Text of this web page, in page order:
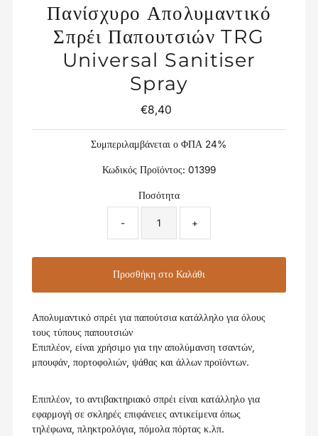
Πανίσχυρο Απολυμαντικό
Σπρέι Παπουτσιών TRG
Universal Sanitiser
Spray
Κανονική
€8,40
Συμπεριλαμβάνεται ο ΦΠΑ 24%
Κωδικός Προϊόντος: 01399
Ποσότητα
- +
Απολυμαντικό σπρέι για παπούτσια κατάλληλο για όλους
τους τύπους παπουτσιών
Επιπλέον, είναι χρήσιμο για την απολύμανση τσαντών,
μπουφάν, πορτοφολιών, ψάθας και άλλων προϊόντων.
Επιπλέον, το αντιβακτηριακό σπρέι είναι κατάλληλο για
εφαρμογή σε σκληρές επιφάνειες αντικείμενα όπως
τηλέφωνα, πληκτρολόγια, πόμολα πόρτας κ.λπ.